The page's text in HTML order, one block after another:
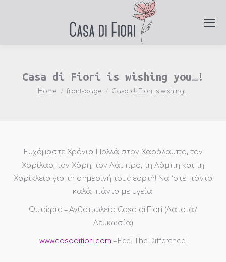
Casa di Fiori is wishing you…!
You are here:
Home front-page Casa di Fiori is wishing…
Ευχόμαστε Χρόνια Πολλά στον Χαράλαμπο, τον
Χαρίλαο, τον Χάρη, τον Λάμπρο, τη Λάμπη και τη
Χαρίκλεια για τη σημερινή τους εορτή! Να ‘στε πάντα
καλά, πάντα με υγεία!
Φυτώριο – Ανθοπωλείο Casa di Fiori (Λατσιά/
Λευκωσία)
www.casadifiori.com – Feel The Difference!